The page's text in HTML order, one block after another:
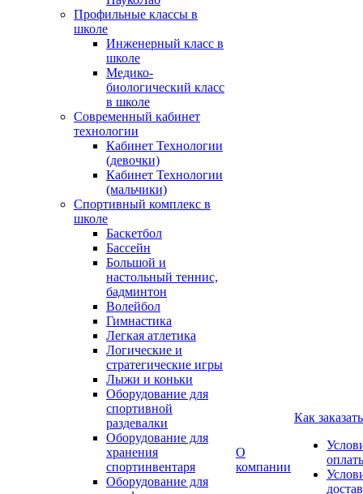
Профильные классы в
школе
Инженерный класс в
школе
Медико-
биологический класс
в школе
Современный кабинет
технологии
Кабинет Технологии
(девочки)
Кабинет Технологии
(мальчики)
Спортивный комплекс в
школе
Баскетбол
Бассейн
Большой и
настольный теннис,
бадминтон
Волейбол
Гимнастика
Легкая атлетика
Логические и
стратегические игры
Лыжи и коньки
Оборудование для
спортивной
раздевалки
Оборудование для
хранения
спортинвентаря
Оборудование для
О
компании
Как